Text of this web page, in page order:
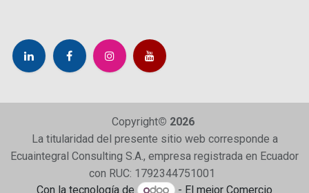
Copyright© 2026
La titularidad del presente sitio web corresponde a
Ecuaintegral Consulting S.A., empresa registrada en Ecuador
con RUC: 1792344751001
Con la tecnología de
- El mejor Comercio